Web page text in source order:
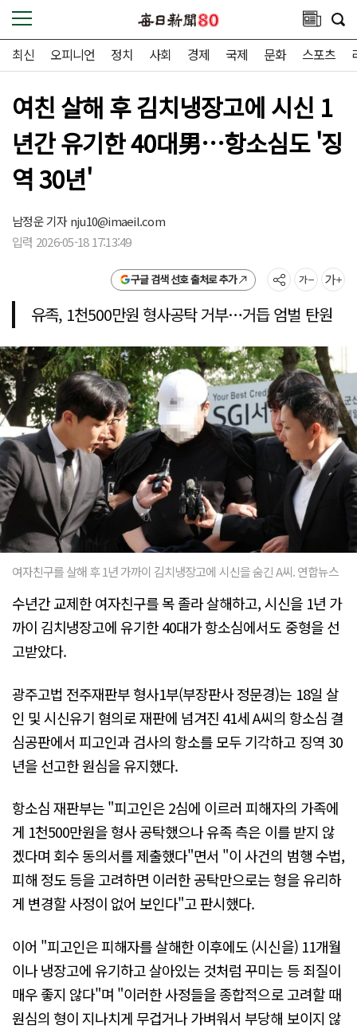
최신 오피니언 정치 사회 경제 국제 문화 스포츠
여친 살해 후 김치냉장고에 시신 1
년간 유기한 40대男…항소심도 '징
역 30년'
남정운 기자nju10@imaeil.com
입력 2026-05-18 17:13:49
구글 검색 선호 출처로 추가
유족, 1천500만원 형사공탁 거부…거듭 엄벌 탄원
여자친구를 살해 후 1년 가까이 김치냉장고에 시신을 숨긴 A씨. 연합뉴스
수년간 교제한 여자친구를 목 졸라 살해하고, 시신을 1년 가
까이 김치냉장고에 유기한 40대가 항소심에서도 중형을 선
고받았다.
광주고법 전주재판부 형사1부(부장판사 정문경)는 18일 살
인 및 시신유기 혐의로 재판에 넘겨진 41세 A씨의 항소심 결
심공판에서 피고인과 검사의 항소를 모두 기각하고 징역 30
년을 선고한 원심을 유지했다.
항소심 재판부는 "피고인은 2심에 이르러 피해자의 가족에
게 1천500만원을 형사 공탁했으나 유족 측은 이를 받지 않
겠다며 회수 동의서를 제출했다"면서 "이 사건의 범행 수법,
피해 정도 등을 고려하면 이러한 공탁만으로는 형을 유리하
게 변경할 사정이 없어 보인다"고 판시했다.
이어 "피고인은 피해자를 살해한 이후에도 (시신을) 11개월
이나 냉장고에 유기하고 살아있는 것처럼 꾸미는 등 죄질이
매우 좋지 않다"며 "이러한 사정들을 종합적으로 고려할 때
원심의 형이 지나치게 무겁거나 가벼워서 부당해 보이지 않